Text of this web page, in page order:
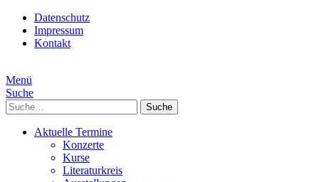
Datenschutz
Impressum
Kontakt
Menü
Suche
Suche
Aktuelle Termine
Konzerte
Kurse
Literaturkreis